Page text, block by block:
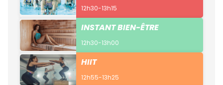
12h30-13h15
INSTANT BIEN-ÊTRE
12h30-13h00
HIIT
12h55-13h25